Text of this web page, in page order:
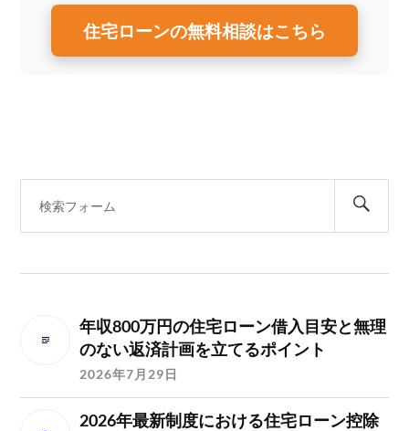
住宅ローンの無料相談はこちら
年収800万円の住宅ローン借入目安と無理
のない返済計画を立てるポイント
2026年7月29日
2026年最新制度における住宅ローン控除